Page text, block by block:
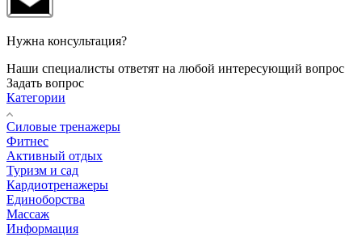
Нужна консультация?
Наши специалисты ответят на любой интересующий вопрос
Задать вопрос
Категории
Силовые тренажеры
Фитнес
Активный отдых
Туризм и сад
Кардиотренажеры
Единоборства
Массаж
Информация